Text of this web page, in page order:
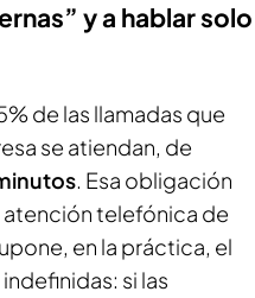
y a hablar solo
de las llamadas que
se atiendan, de
. Esa obligación
atención telefónica de
en la práctica, el
si las